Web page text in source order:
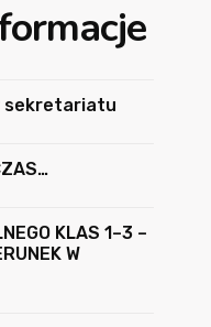
sekretariatu
KLAS 1–3 –
W